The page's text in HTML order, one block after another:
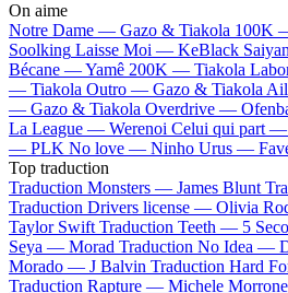
On aime
Notre Dame — Gazo & Tiakola 100K
Soolking Laisse Moi — KeBlack
Bécane —Yamê 200K — Tiakola
— Tiakola Outro — Gazo & Tiakola
— Gazo & Tiakola Overdrive —
La League — Werenoi Celui qui part —
— PLK No love — Ninho Urus —
Top traduction
Traduction Monsters — James Blunt
Traduction Drivers license — Olivia
Taylor Swift Traduction Teeth — 5
Seya — Morad Traduction No Idea —
Morado — J Balvin Traduction Hard
Traduction Rapture — Michele Morrone